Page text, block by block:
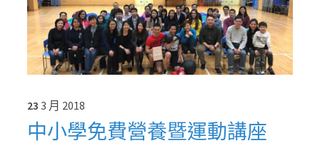
23 3 月 2018
中小學免費營養暨運動講座